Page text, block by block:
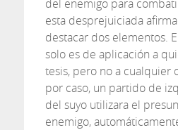
del enemigo para
esta desprejuiciada
destacar dos elementos.
solo es de aplicación a
tesis, pero no a cualquier
por caso, un partido de
del suyo utilizara el
enemigo,